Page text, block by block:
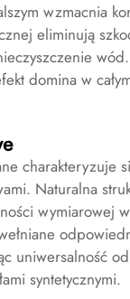
wzmacnia
eliminują
domina w
charakteryzuje
Naturalna
wymiarowej
uniwersalność
syntetycznymi.